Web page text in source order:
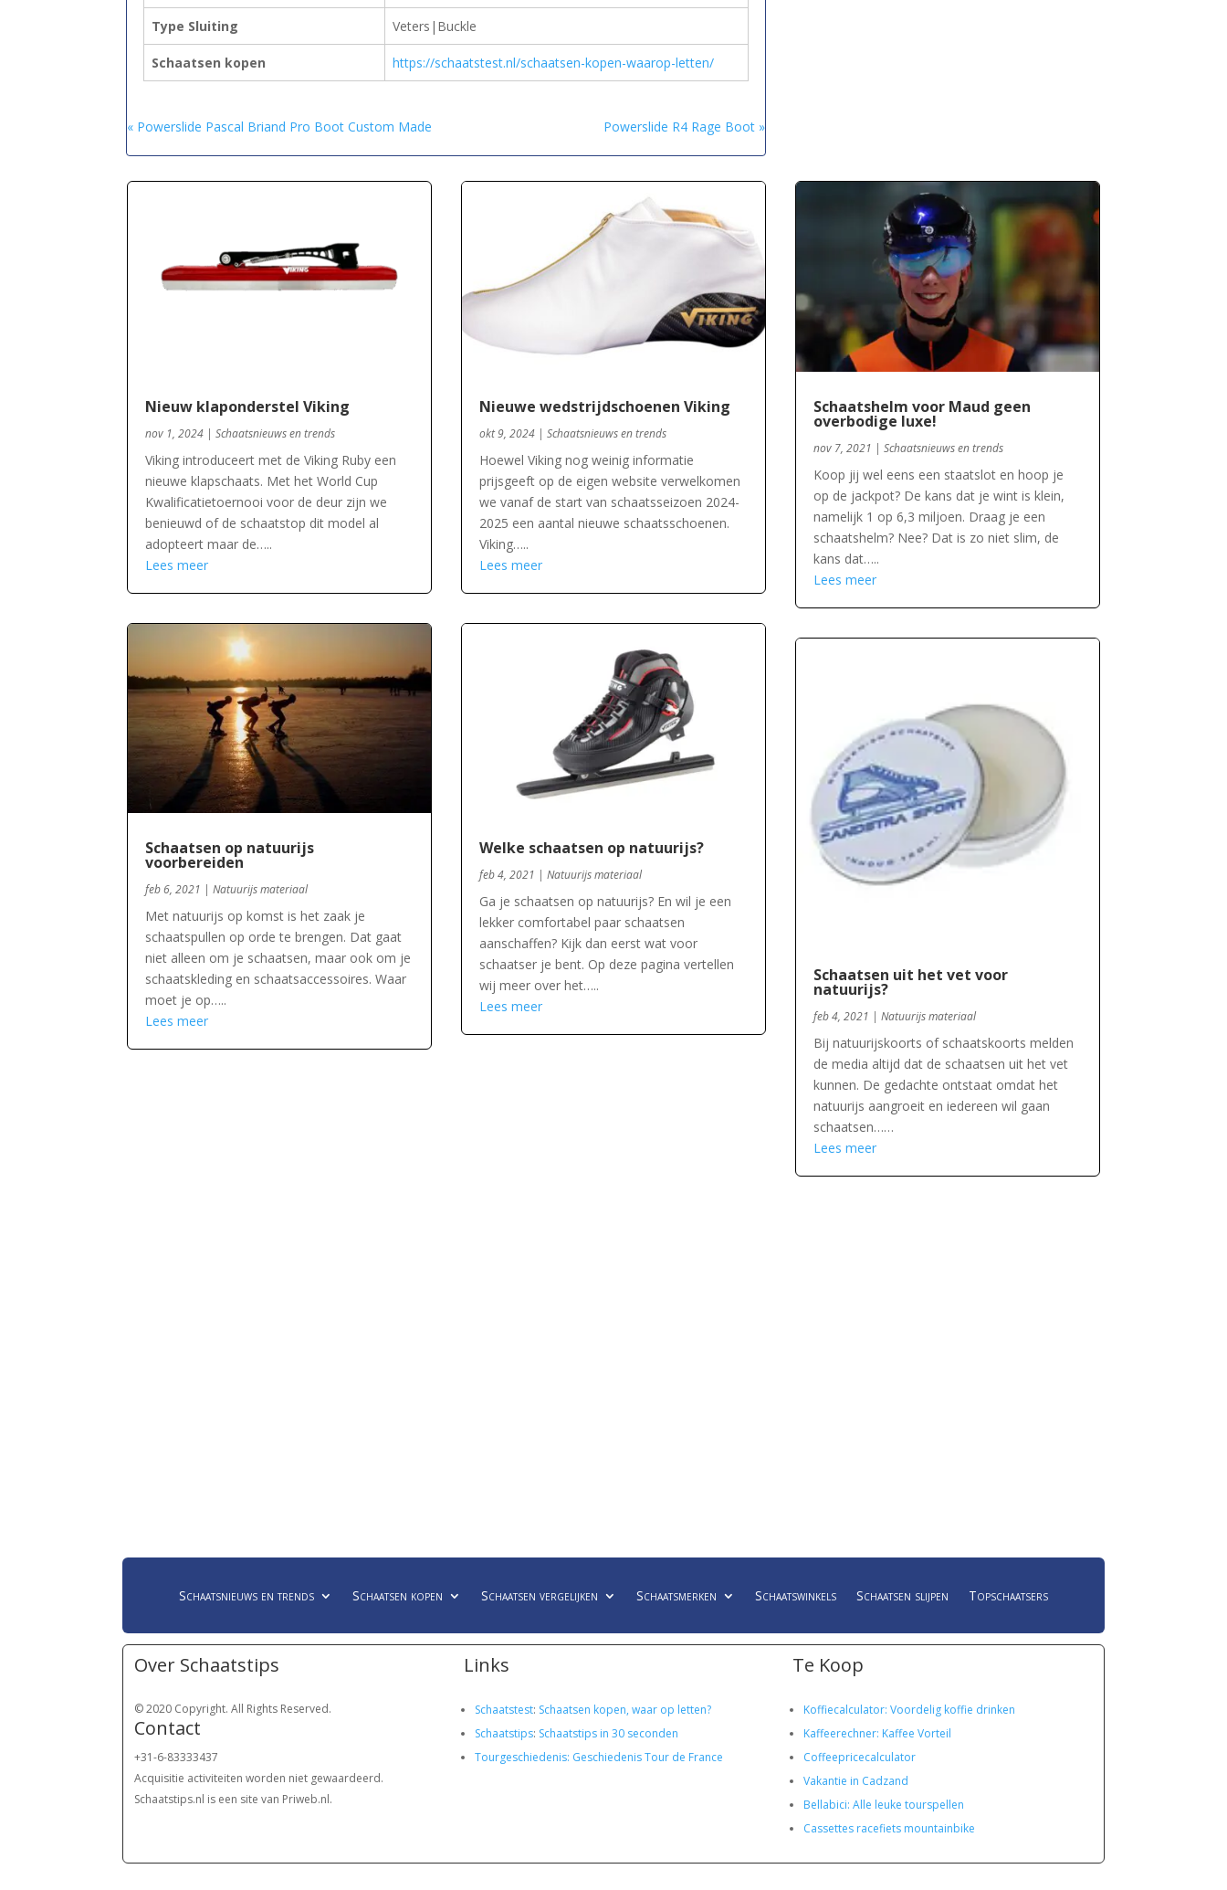
Type Sluiting Veters|Buckle
Schaatsen kopen https://schaatstest.nl/schaatsen-kopen-waarop-letten/
« Powerslide Pascal Briand Pro Boot Custom Made Powerslide R4 Rage Boot »
Nieuw klaponderstel Viking
nov 1, 2024 |Schaatsnieuws en trends
Viking introduceert met de Viking Ruby een
nieuwe klapschaats. Met het World Cup
Kwalificatietoernooi voor de deur zijn we
benieuwd of de schaatstop dit model al
adopteert maar de…..
Lees meer
Schaatsen op natuurijs
voorbereiden
feb 6, 2021 |Natuurijs materiaal
Met natuurijs op komst is het zaak je
schaatspullen op orde te brengen. Dat gaat
niet alleen om je schaatsen, maar ook om je
schaatskleding en schaatsaccessoires. Waar
moet je op…..
Lees meer
Nieuwe wedstrijdschoenen Viking
okt 9, 2024 |Schaatsnieuws en trends
Hoewel Viking nog weinig informatie
prijsgeeft op de eigen website verwelkomen
we vanaf de start van schaatsseizoen 2024-
2025 een aantal nieuwe schaatsschoenen.
Viking…..
Lees meer
Welke schaatsen op natuurijs?
feb 4, 2021 |Natuurijs materiaal
Ga je schaatsen op natuurijs? En wil je een
lekker comfortabel paar schaatsen
aanschaffen? Kijk dan eerst wat voor
schaatser je bent. Op deze pagina vertellen
wij meer over het…..
Lees meer
Schaatshelm voor Maud geen
overbodige luxe!
nov 7, 2021 | Schaatsnieuws en trends
Koop jij wel eens een staatslot en hoop je
op de jackpot? De kans dat je wint is klein,
namelijk 1 op 6,3 miljoen. Draag je een
schaatshelm? Nee? Dat is zo niet slim, de
kans dat…..
Lees meer
Schaatsen uit het vet voor
natuurijs?
feb 4, 2021 | Natuurijs materiaal
Bij natuurijskoorts of schaatskoorts melden
de media altijd dat de schaatsen uit het vet
kunnen. De gedachte ontstaat omdat het
natuurijs aangroeit en iedereen wil gaan
schaatsen……
Lees meer
Schaatsnieuws en trends Schaatsen kopen Schaatsen vergelijken Schaatsmerken Schaatswinkels Schaatsen slijpen Topschaatsers
Over Schaatstips
© 2020 Copyright. All Rights Reserved.
Contact
+31-6-83333437
Acquisitie activiteiten worden niet gewaardeerd.
Schaatstips.nl is een site van Priweb.nl.
Links
Schaatstest: Schaatsen kopen, waar op letten?
Schaatstips: Schaatstips in 30 seconden
Tourgeschiedenis: Geschiedenis Tour de France
Te Koop
Koffiecalculator: Voordelig koffie drinken
Kaffeerechner: Kaffee Vorteil
Coffeepricecalculator
Vakantie in Cadzand
Bellabici: Alle leuke tourspellen
Cassettes racefiets mountainbike